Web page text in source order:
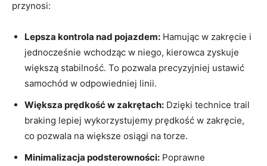
przynosi:
Lepsza kontrola nad pojazdem: Hamując w zakręcie i
jednocześnie wchodząc w niego, kierowca zyskuje
większą stabilność. To pozwala precyzyjniej ustawić
samochód w odpowiedniej linii.
Większa prędkość w zakrętach: Dzięki technice trail
braking lepiej wykorzystujemy prędkość w zakręcie,
co pozwala na większe osiągi na torze.
Minimalizacja podsterowności: Poprawne